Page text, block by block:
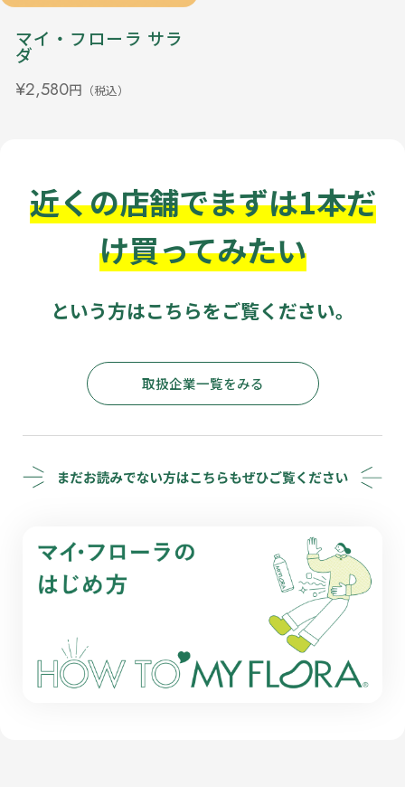
マイ・フローラ サラ
ダ
¥2,580円 （税込）
近くの店舗でまずは1本だ
け買ってみたい
という方はこちらをご覧ください。
取扱企業一覧をみる